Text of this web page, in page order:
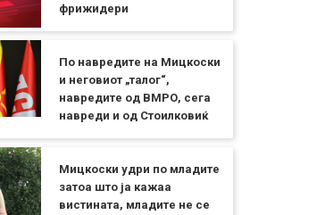
фрижидери
По навредите на Мицкоски
и неговиот „талог“,
навредите од ВМРО, сега
навреди и од Стоилковиќ
Мицкоски удри по младите
затоа што ја кажаа
вистината, младите не се